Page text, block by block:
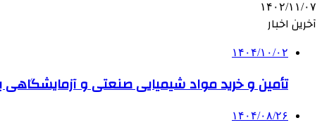
۱۴۰۲/۱۱/۰۷
آخرین اخبار
۱۴۰۴/۱۰/۰۲
تأمین و خرید مواد شیمیایی صنعتی و آزمایشگاهی
۱۴۰۴/۰۸/۲۶